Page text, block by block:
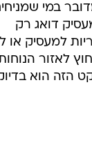
במי
דואג רק
למעסיק או
לאזור
הזה הוא